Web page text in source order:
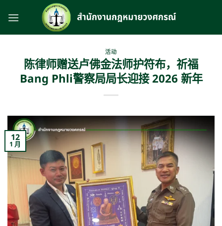
活动
陈律师赠送卢佛金法师护符布，祈福
Bang Phli警察局局长迎接 2026 新年
12
1 月